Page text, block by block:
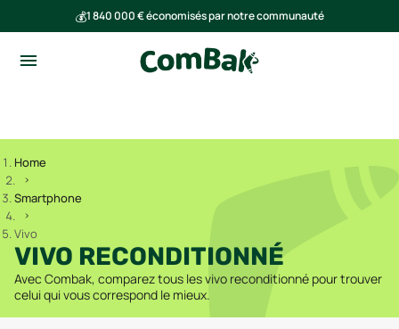
💰1 840 000 € économisés par notre communauté
Home
Smartphone
Vivo
VIVO RECONDITIONNÉ
Avec Combak, comparez tous les vivo reconditionné pour trouver
celui qui vous correspond le mieux.